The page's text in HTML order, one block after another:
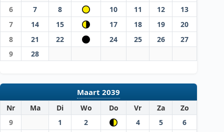
6
7 8 10 11 12
13
7
14 15 17 18 19
20
8
21 22 24 25 26
27
9
28
Maart 2039
Nr Ma Di Wo Do Vr Za
Zo
9
1 2 4 5
6